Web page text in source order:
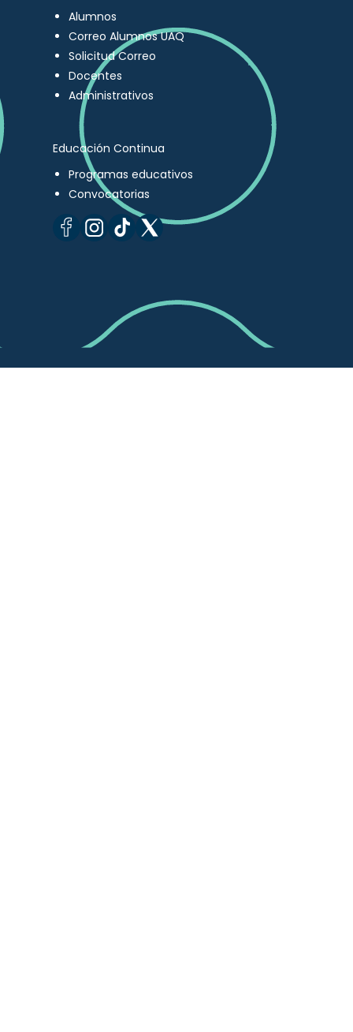
Alumnos
Correo Alumnos UAQ
Solicitud Correo
Docentes
Administrativos
Educación Continua
Programas educativos
Convocatorias